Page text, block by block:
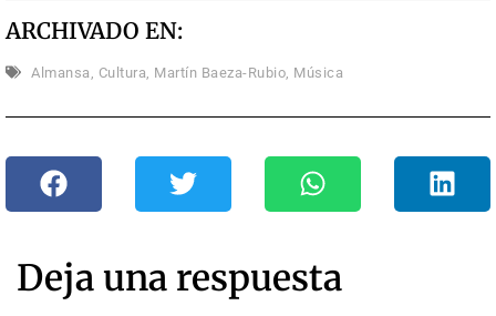
ARCHIVADO EN:
Almansa Cultura Martín Baeza-Rubio Música
Deja una respuesta